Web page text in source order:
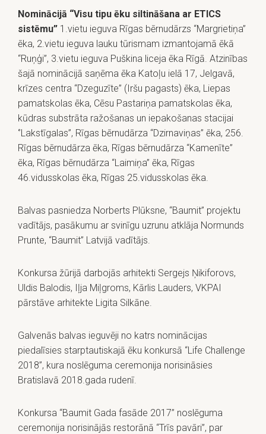
Nominācijā “Visu tipu ēku siltināšana ar ETICS
sistēmu” 1.vietu ieguva Rīgas bērnudārzs “Margrietiņa”
ēka, 2.vietu ieguva lauku tūrismam izmantojamā ēkā
“Ruņģi”, 3.vietu ieguva Puškina liceja ēka Rīgā. Atzinības
šajā nominācijā saņēma ēka Katoļu ielā 17, Jelgavā,
krīzes centra “Dzeguzīte” (Iršu pagasts) ēka, Liepas
pamatskolas ēka, Cēsu Pastariņa pamatskolas ēka,
kūdras substrāta ražošanas un iepakošanas stacijai
‘’Lakstīgalas”, Rīgas bērnudārza “Dzirnaviņas” ēka, 256.
Rīgas bērnudārza ēka, Rīgas bērnudārza “Kamenīte”
ēka, Rīgas bērnudārza “Laimiņa” ēka, Rīgas
46.vidusskolas ēka, Rīgas 25.vidusskolas ēka.
Balvas pasniedza Norberts Plūksne, “Baumit” projektu
vadītājs, pasākumu ar svinīgu uzrunu atklāja Normunds
Prunte, “Baumit” Latvijā vadītājs.
Konkursa žūrijā darbojās arhitekti Sergejs Ņikiforovs,
Uldis Balodis, Iļja Miļgroms, Kārlis Lauders, VKPAI
pārstāve arhitekte Ligita Silkāne.
Galvenās balvas ieguvēji no katrs nominācijas
piedalīsies starptautiskajā ēku konkursā “Life Challenge
2018”, kura noslēguma ceremonija norisināsies
Bratislavā 2018.gada rudenī.
Konkursa “Baumit Gada fasāde 2017” noslēguma
ceremonija norisinājās restorānā “Trīs pavāri”, par